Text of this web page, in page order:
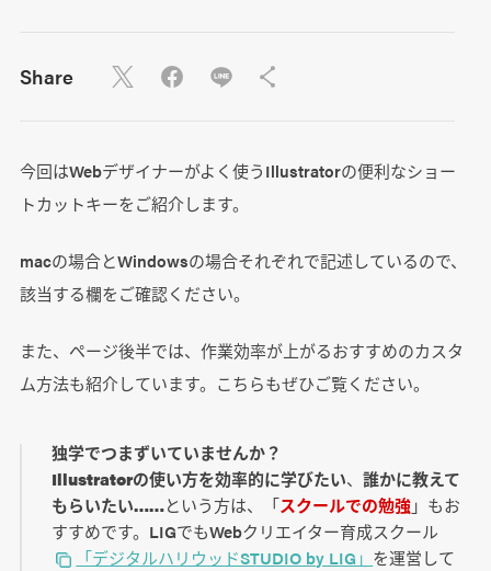
Share
今回はWebデザイナーがよく使うIllustratorの便利なショー
トカットキーをご紹介します。
macの場合とWindowsの場合それぞれで記述しているので、
該当する欄をご確認ください。
また、ページ後半では、作業効率が上がるおすすめのカスタ
ム方法も紹介しています。こちらもぜひご覧ください。
独学でつまずいていませんか？
Illustratorの使い方を効率的に学びたい、誰かに教えて
もらいたい……という方は、「スクールでの勉強」もお
すすめです。LIGでもWebクリエイター育成スクール
「デジタルハリウッドSTUDIO by LIG」 を運営して